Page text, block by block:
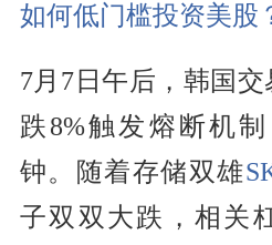
如何低门槛投资美股
7月7日午后，韩国交
跌8%触发熔断机
钟。随着存储双雄
子双双大跌，相关